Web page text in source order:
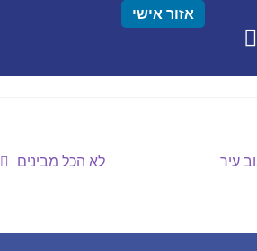
אזור אישי
– פרק 16: נוב עיר
לא הכל מבינים